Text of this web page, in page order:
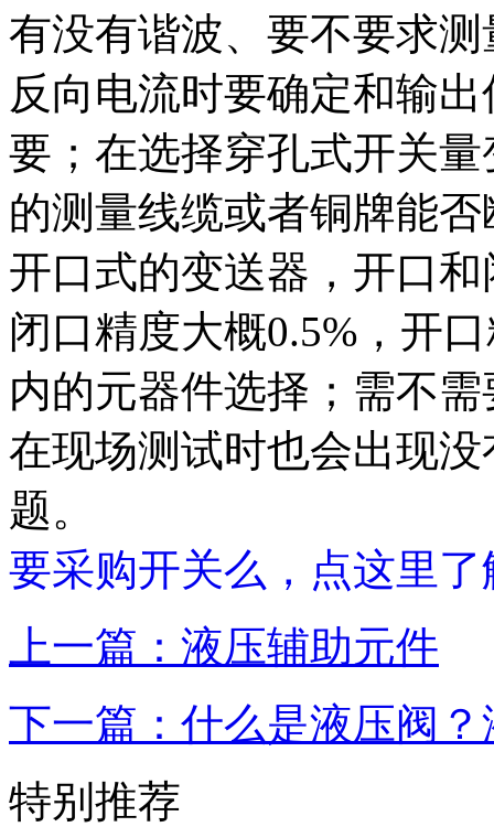
有没有谐波、要不要求
反向电流时要确定和输
要；在选择穿孔式开关
的测量线缆或者铜牌能
开口式的变送器，开口
闭口精度大概0.5%，开
内的元器件选择；需不
在现场测试时也会出现
题。
要采购开关么，点这里
上一篇：液压辅助元件
下一篇：什么是液压阀
特别推荐